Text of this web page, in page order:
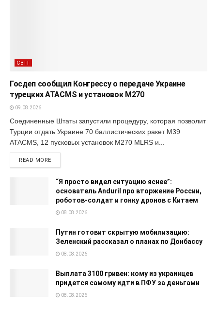
СВІТ
Госдеп сообщил Конгрессу о передаче Украине
турецких ATACMS и установок M270
09.08.2026
Соединенные Штаты запустили процедуру, которая позволит
Турции отдать Украине 70 баллистических ракет M39
ATACMS, 12 пусковых установок M270 MLRS и...
READ MORE
“Я просто видел ситуацию яснее”:
основатель Anduril про вторжение России,
роботов-солдат и гонку дронов с Китаем
08.08.2026
Путин готовит скрытую мобилизацию:
Зеленский рассказал о планах по Донбассу
08.08.2026
Выплата 3100 гривен: кому из украинцев
придется самому идти в ПФУ за деньгами
08.08.2026